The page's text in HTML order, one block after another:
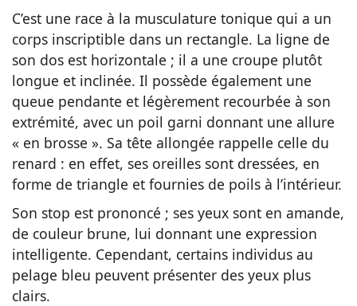
C’est une race à la musculature tonique qui a un
corps inscriptible dans un rectangle. La ligne de
son dos est horizontale ; il a une croupe plutôt
longue et inclinée. Il possède également une
queue pendante et légèrement recourbée à son
extrémité, avec un poil garni donnant une allure
« en brosse ». Sa tête allongée rappelle celle du
renard : en effet, ses oreilles sont dressées, en
forme de triangle et fournies de poils à l’intérieur.
Son stop est prononcé ; ses yeux sont en amande,
de couleur brune, lui donnant une expression
intelligente. Cependant, certains individus au
pelage bleu peuvent présenter des yeux plus
clairs.